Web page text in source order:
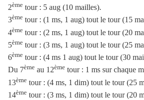
2ème tour : 5 aug (10 mailles).
3ème tour : (1 ms, 1 aug) tout le tour (15
4ème tour : (2 ms, 1 aug) tout le tour (20
5ème tour : (3 ms, 1 aug) tout le tour (25
6ème tour : (4 ms 1 aug) tout le tour (30
Du 7ème au 12ème tour : 1 ms sur chaque
13ème tour : (4 ms, 1 dim) tout le tour (25
14ème tour : (3 ms, 1 dim) tout le tour (20